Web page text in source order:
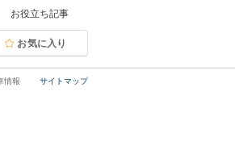
お役立ち記事
お気に入り
サイトマップ
情報